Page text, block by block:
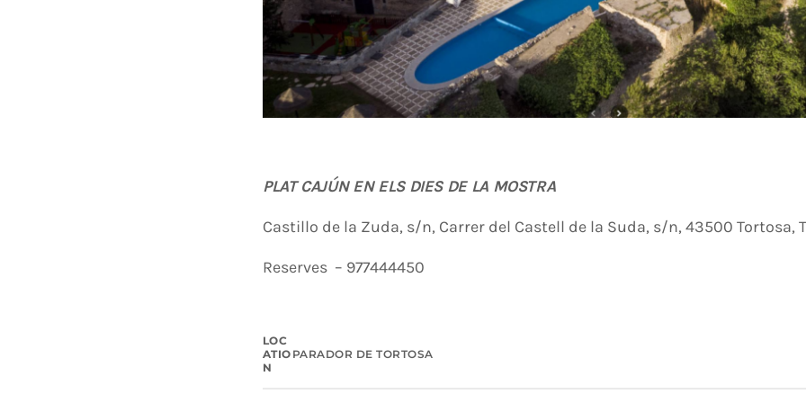
PLAT CAJÚN EN ELS DIES DE LA MOSTRA
Castillo de la Zuda, s/n, Carrer del Castell de la Suda, s/n, 43500 Tortosa,
Reserves – 977444450
LOC
ATIO
N
PARADOR DE TORTOSA